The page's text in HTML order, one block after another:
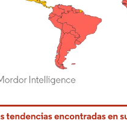
atribución según CC BY 4.0.